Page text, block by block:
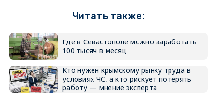
Читать также:
Где в Севастополе можно заработать
100 тысяч в месяц
Кто нужен крымскому рынку труда в
условиях ЧС, а кто рискует потерять
работу — мнение эксперта